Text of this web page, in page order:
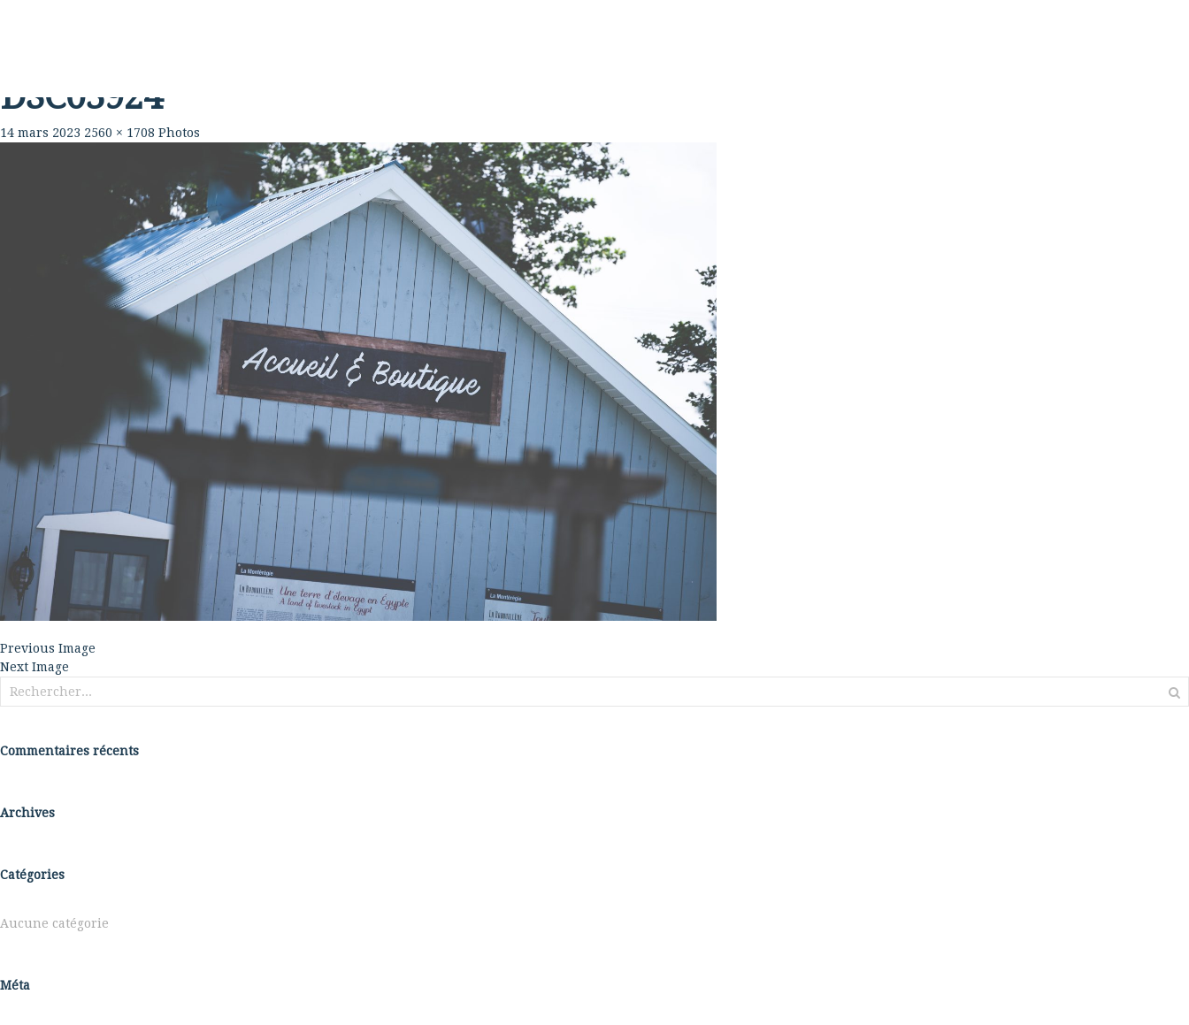
DSC03924
14 mars 2023 2560 × 1708 Photos
Previous Image
Next Image
Rechercher :
Commentaires récents
Archives
Catégories
Aucune catégorie
Méta